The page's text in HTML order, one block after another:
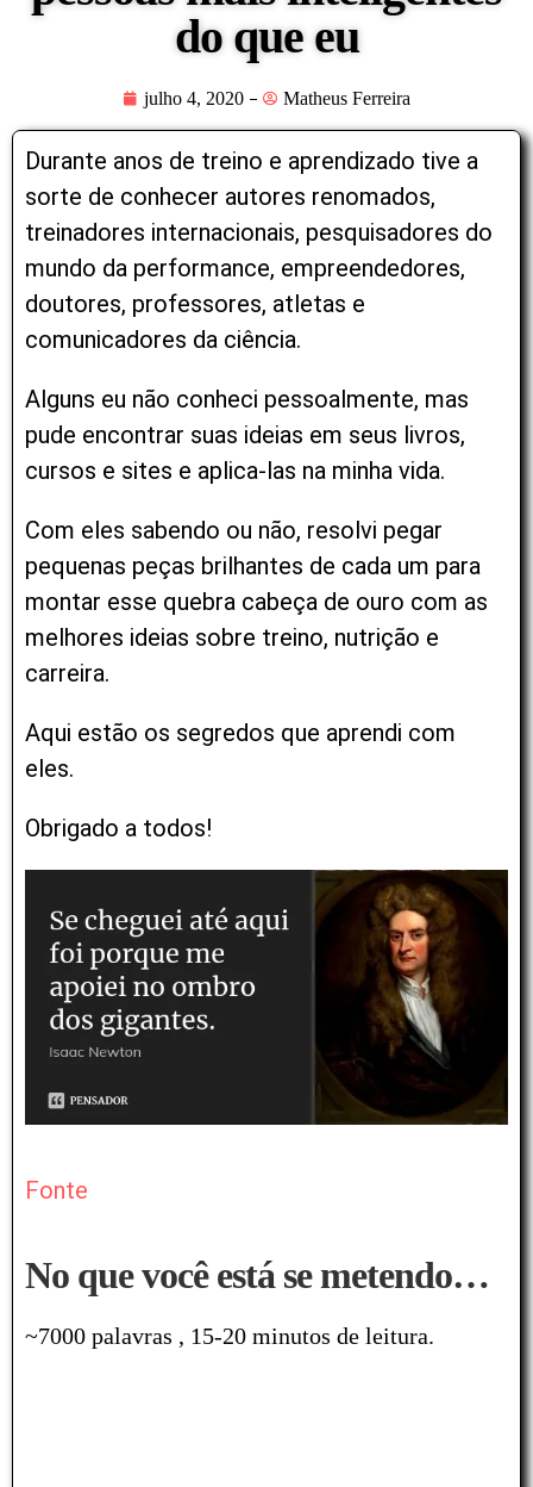
do que eu
julho 4, 2020 Matheus Ferreira
Durante anos de treino e aprendizado tive a
sorte de conhecer autores renomados,
treinadores internacionais, pesquisadores do
mundo da performance, empreendedores,
doutores, professores, atletas e
comunicadores da ciência.
Alguns eu não conheci pessoalmente, mas
pude encontrar suas ideias em seus livros,
cursos e sites e aplica-las na minha vida.
Com eles sabendo ou não, resolvi pegar
pequenas peças brilhantes de cada um para
montar esse quebra cabeça de ouro com as
melhores ideias sobre treino, nutrição e
carreira.
Aqui estão os segredos que aprendi com
eles.
Obrigado a todos!
Fonte
No que você está se metendo…
~7000 palavras , 15-20 minutos de leitura.